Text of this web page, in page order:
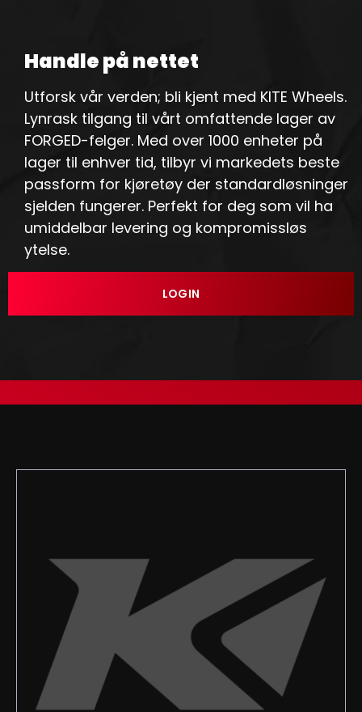
Handle på nettet
Utforsk vår verden; bli kjent med KITE Wheels.
Lynrask tilgang til vårt omfattende lager av
FORGED-felger. Med over 1000 enheter på
lager til enhver tid, tilbyr vi markedets beste
passform for kjøretøy der standardløsninger
sjelden fungerer. Perfekt for deg som vil ha
umiddelbar levering og kompromissløs
ytelse.
LOGIN